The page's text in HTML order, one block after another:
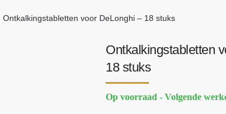
Ontkalkingstabletten voor DeLonghi – 18 stuks
Ontkalkingstabletten
18 stuks
Op voorraad - Volgende